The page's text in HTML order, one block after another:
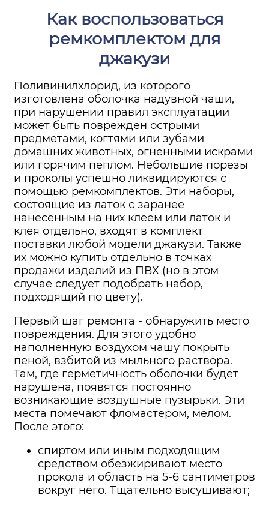
Как воспользоваться
ремкомплектом для
джакузи
Поливинилхлорид, из которого
изготовлена оболочка надувной чаши,
при нарушении правил эксплуатации
может быть поврежден острыми
предметами, когтями или зубами
домашних животных, огненными искрами
или горячим пеплом. Небольшие порезы
и проколы успешно ликвидируются с
помощью ремкомплектов. Эти наборы,
состоящие из латок с заранее
нанесенным на них клеем или латок и
клея отдельно, входят в комплект
поставки любой модели джакузи. Также
их можно купить отдельно в точках
продажи изделий из ПВХ (но в этом
случае следует подобрать набор,
подходящий по цвету).
Первый шаг ремонта - обнаружить место
повреждения. Для этого удобно
наполненную воздухом чашу покрыть
пеной, взбитой из мыльного раствора.
Там, где герметичность оболочки будет
нарушена, появятся постоянно
возникающие воздушные пузырьки. Эти
места помечают фломастером, мелом.
После этого:
спиртом или иным подходящим
средством обезжиривают место
прокола и область на 5-6 сантиметров
вокруг него. Тщательно высушивают;